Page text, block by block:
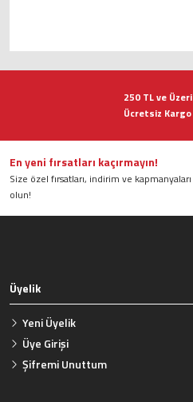
Görüş ve önerileriniz için teşekkür
Ürün resmi kalitesiz, bozuk veya
Ürün bilgilerinde hatalar bulunuyor.
Ürün fiyatı diğer sitelerden daha
250 TL ve Üzeri
Ücretsiz Kargo
En yeni fırsatları kaçırmayın!
Size özel fırsatları, indirim ve
olun!
Üyelik
Yeni Üyelik
Üye Girişi
Şifremi Unuttum